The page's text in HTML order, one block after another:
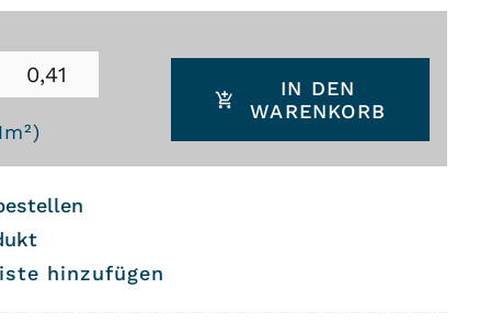
m²)
IN DEN
WARENKORB
hinzufügen